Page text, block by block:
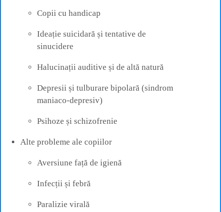
Copii cu handicap
Ideație suicidară și tentative de
sinucidere
Halucinații auditive și de altă natură
Depresii și tulburare bipolară (sindrom
maniaco‑depresiv)
Psihoze și schizofrenie
Alte probleme ale copiilor
Aversiune față de igienă
Infecții și febră
Paralizie virală